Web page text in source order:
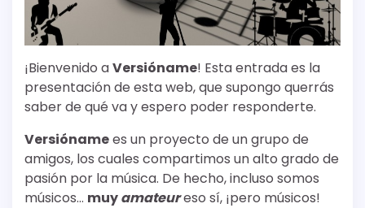
¡Bienvenido aVersióname! Esta entrada es la
presentación de esta web, que supongo querrás
saber de qué va y espero poder responderte.
Versiónamees un proyecto de un grupo de
amigos, los cuales compartimos un alto grado de
pasión por la música. De hecho, incluso somos
músicos… muyamateureso sí, ¡pero músicos!